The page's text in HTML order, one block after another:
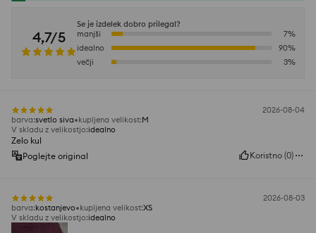
4,7/5
Se je izdelek dobro prilegal?
manjši
7%
idealno
90%
večji
3%
2026-08-04
barva:svetlo siva kupljena velikost:M
V skladu z velikostjo:idealno
Zelo kul
Poglejte original
Koristno (0)
2026-08-03
barva:kostanjevo kupljena velikost:XS
V skladu z velikostjo:idealno